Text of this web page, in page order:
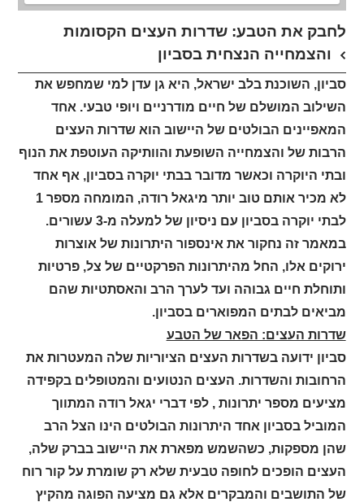
לחבק את הטבע: שדרות העצים הקסומות
והצמחייה הנצחית בסביון
סביון, השוכנת בלב ישראל, היא גן עדן למי שמחפש את
השילוב המושלם של חיים מודרניים ויופי טבעי. אחד
המאפיינים הבולטים של היישוב הוא שדרות העצים
הרבות של והצמחייה השופעת והוותיקה העוטפת את הנוף
ובתי היוקרה וכאשר מדובר בבתי יוקרה בסביון, אף אחד
לא מכיר אותם טוב יותר מיגאל רודה, המומחה מספר 1
לבתי יוקרה בסביון עם ניסיון של למעלה מ-3 עשורים.
במאמר זה נחקור את אינספור היתרונות של אוצרות
ירוקים אלו, החל מהיתרונות הפרקטיים של צל, פרטיות
ותוחלת חיים גבוהה ועד לערך הרב והאסתטיות שהם
מביאים לבתים המפוארים בסביון.
שדרות העצים: הפאר של הטבע
סביון ידועה בשדרות העצים הציוריות שלה המעטרות את
הרחובות והשדרות. העצים הנטועים והמטופלים בקפידה
מציעים מספר יתרונות , לפי דברי יגאל רודה המתווך
המוביל בסביון אחד היתרונות הבולטים הינו הצל הרב
שהן מספקות, כשהשמש מפארת את היישוב בברק שלה,
העצים הופכים לחופה טבעית שלא רק שומרת על קור רוח
של התושבים והמבקרים אלא גם מציעה הפוגה מהקיץ